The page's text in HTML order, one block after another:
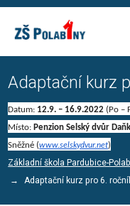
Adaptační kurz
Datum: 12.9. – 16.9.2022 (Po –
Místo: Penzion Selský dvůr
Sněžné (www.selskydvur.net)
Základní škola Pardubice-
Adaptační kurz pro 6.